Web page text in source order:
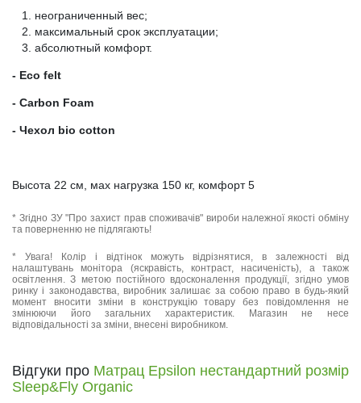
неограниченный вес;
максимальный срок эксплуатации;
абсолютный комфорт.
- Eco felt
- Carbon Foam
- Чехол bio cotton
Высота 22 см, мах нагрузка 150 кг, комфорт 5
* Згідно ЗУ "Про захист прав споживачів" вироби належної якості обміну
та поверненню не підлягають!
* Увага! Колір і відтінок можуть відрізнятися, в залежності від
налаштувань монітора (яскравість, контраст, насиченість), а також
освітлення. З метою постійного вдосконалення продукції, згідно умов
ринку і законодавства, виробник залишає за собою право в будь-який
момент вносити зміни в конструкцію товару без повідомлення не
змінюючи його загальних характеристик. Магазин не несе
відповідальності за зміни, внесені виробником.
Відгуки про Матрац Epsilon нестандартний розмір
Sleep&Fly Organic